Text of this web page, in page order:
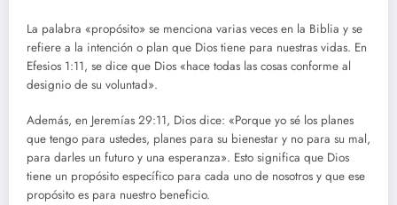
La palabra «propósito» se menciona varias veces en la Biblia y se
refiere a la intención o plan que Dios tiene para nuestras vidas. En
Efesios 1:11, se dice que Dios «hace todas las cosas conforme al
designio de su voluntad».
Además, en Jeremías 29:11, Dios dice: «Porque yo sé los planes
que tengo para ustedes, planes para su bienestar y no para su mal,
para darles un futuro y una esperanza». Esto significa que Dios
tiene un propósito específico para cada uno de nosotros y que ese
propósito es para nuestro beneficio.